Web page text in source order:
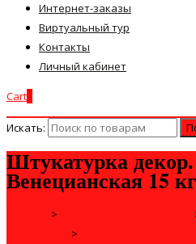
Интернет-заказы
Виртуальный тур
Контакты
Личный кабинет
Cart
Искать:
Штукатурка
Венецианская 15
>
>